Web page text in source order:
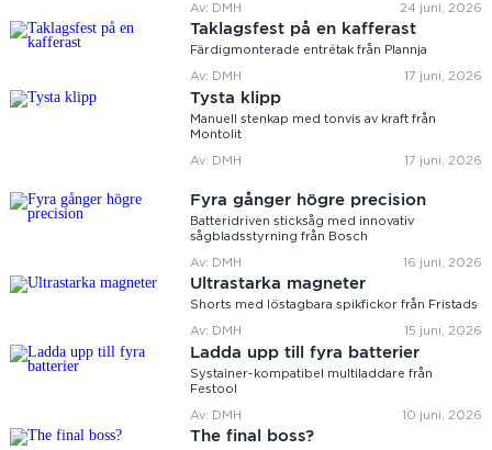
Av: DMH 24 juni, 2026
Taklagsfest på en kafferast
Färdigmonterade entrétak från Plannja
Av: DMH 17 juni, 2026
Tysta klipp
Manuell stenkap med tonvis av kraft från
Montolit
Av: DMH 17 juni, 2026
Fyra gånger högre precision
Batteridriven sticksåg med innovativ
sågbladsstyrning från Bosch
Av: DMH 16 juni, 2026
Ultrastarka magneter
Shorts med löstagbara spikfickor från Fristads
Av: DMH 15 juni, 2026
Ladda upp till fyra batterier
Systainer-kompatibel multiladdare från
Festool
Av: DMH 10 juni, 2026
The final boss?